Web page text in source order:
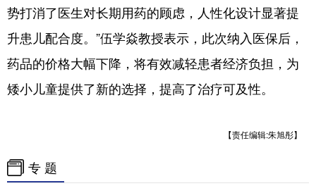
势打消了医生对长期用药的顾虑，人性化设计显著提
升患儿配合度。”伍学焱教授表示，此次纳入医保后，
药品的价格大幅下降，将有效减轻患者经济负担，为
矮小儿童提供了新的选择，提高了治疗可及性。
【责任编辑:朱旭彤】
专 题